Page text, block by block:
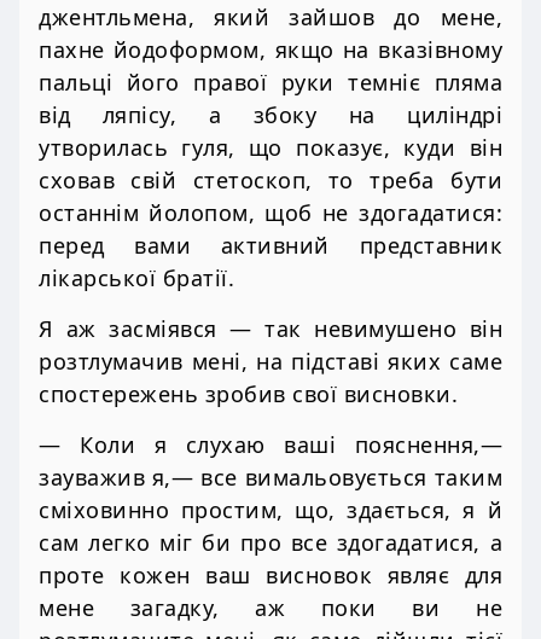
джентльмена, який зайшов до мене,
пахне йодоформом, якщо на вказівному
пальці його правої руки темніє пляма
від ляпісу, а збоку на циліндрі
утворилась гуля, що показує, куди він
сховав свій стетоскоп, то треба бути
останнім йолопом, щоб не здогадатися:
перед вами активний представник
лікарської братії.
Я аж засміявся — так невимушено він
розтлумачив мені, на підставі яких саме
спостережень зробив свої висновки.
— Коли я слухаю ваші пояснення,—
зауважив я,— все вимальовується таким
сміховинно простим, що, здається, я й
сам легко міг би про все здогадатися, а
проте кожен ваш висновок являє для
мене загадку, аж поки ви не